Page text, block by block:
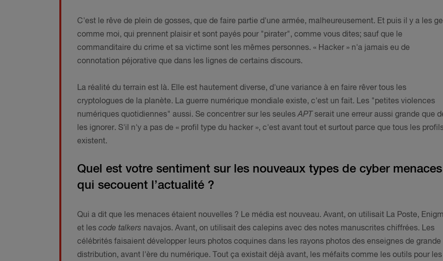
C'est le rêve de plein de gosses, que de faire partie d'une armée, malheureusement. Et puis il y a les
comme moi, qui prennent plaisir et sont payés pour "pirater", comme vous dites; sauf que le
commanditaire du crime et sa victime sont les mêmes personnes. « Hacker » n'a jamais eu de
connotation péjorative que dans les lignes de certains discours.
La réalité du terrain est là. Elle est hautement diverse, d'une variance à en faire rêver tous les
cryptologues de la planète. La guerre numérique mondiale existe, c'est un fait. Les "petites violences
numériques quotidiennes" aussi. Se concentrer sur les seulesAPT serait une erreur aussi grande que
les ignorer. S'il n'y a pas de « profil type du hacker », c'est avant tout et surtout parce que tous les
existent.
Quel est votre sentiment sur les nouveaux types de cyber menaces
qui secouent l’actualité ?
Qui a dit que les menaces étaient nouvelles ? Le média est nouveau. Avant, on utilisait La Poste,
et les code talkers navajos. Avant, on utilisait des calepins avec des notes manuscrites chiffrées. Les
célébrités faisaient développer leurs photos coquines dans les rayons photos des enseignes de grande
distribution, avant l'ère du numérique. Tout ça existait déjà avant, les méfaits comme les outils pour les